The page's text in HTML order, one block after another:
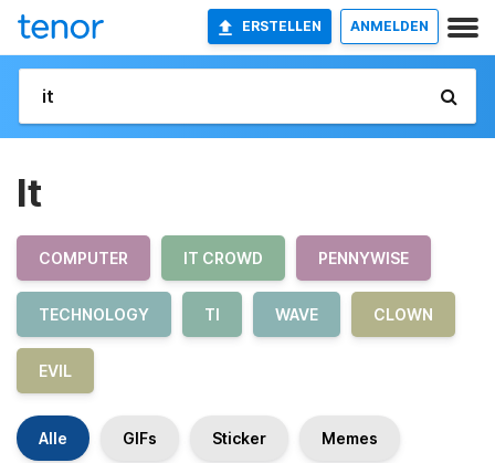
ERSTELLEN ANMELDEN
It
COMPUTER IT CROWD PENNYWISE
TECHNOLOGY TI WAVE CLOWN
EVIL
Alle GIFs Sticker Memes